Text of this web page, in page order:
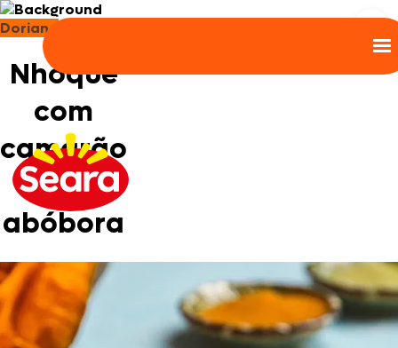
Doriana
Nhoque
com
camarão
e
abóbora